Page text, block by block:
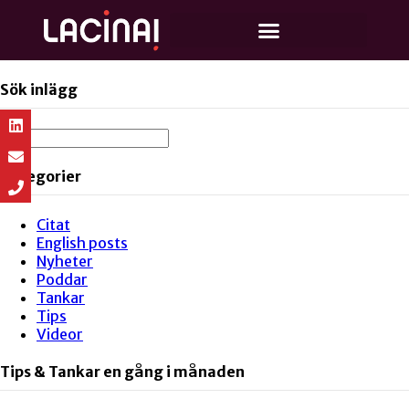
Sök inlägg
Kategorier
Citat
English posts
Nyheter
Poddar
Tankar
Tips
Videor
Tips & Tankar en gång i månaden